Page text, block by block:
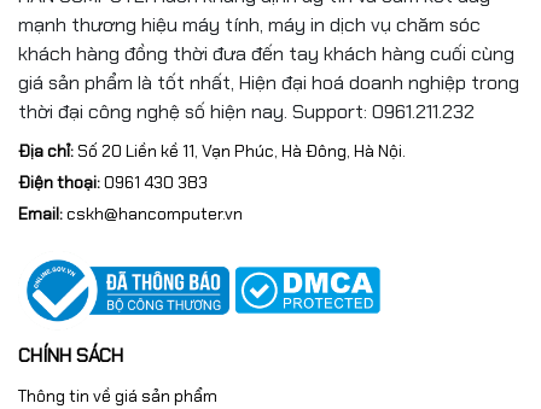
Phím, chuột Kèm bàn phím, chuột
mạnh thương hiệu máy tính, máy in dịch vụ chăm sóc
khách hàng đồng thời đưa đến tay khách hàng cuối cùng
giá sản phẩm là tốt nhất, Hiện đại hoá doanh nghiệp trong
thời đại công nghệ số hiện nay. Support: 0961.211.232
Địa chỉ:Số 20 Liền kề 11, Vạn Phúc, Hà Đông, Hà Nội.
Điện thoại:0961 430 383
Email:cskh@hancomputer.vn
CHÍNH SÁCH
Thông tin về giá sản phẩm